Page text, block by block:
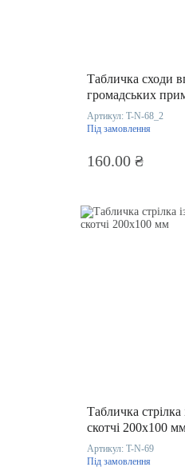
Табличка сходи
громадських
ПВХ 200х100 мм
Артикул: T-N-68_2
Під замовлення
160.00 ₴
Табличка стрілка із ПВХ на
скотчі 200х100
Артикул: T-N-69
Під замовлення